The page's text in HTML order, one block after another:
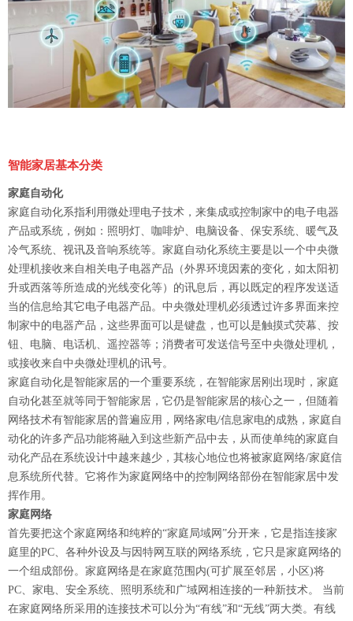
智能家居基本分类
家庭自动化
家庭自动化系指利用微处理电子技术，来集成或控制家中的电子电器
产品或系统，例如：照明灯、咖啡炉、电脑设备、保安系统、暖气及
冷气系统、视讯及音响系统等。家庭自动化系统主要是以一个中央微
处理机接收来自相关电子电器产品（外界环境因素的变化，如太阳初
升或西落等所造成的光线变化等）的讯息后，再以既定的程序发送适
当的信息给其它电子电器产品。中央微处理机必须透过许多界面来控
制家中的电器产品，这些界面可以是键盘，也可以是触摸式荧幕、按
钮、电脑、电话机、遥控器等；消费者可发送信号至中央微处理机，
或接收来自中央微处理机的讯号。
家庭自动化是智能家居的一个重要系统，在智能家居刚出现时，家庭
自动化甚至就等同于智能家居，它仍是智能家居的核心之一，但随着
网络技术有智能家居的普遍应用，网络家电/信息家电的成熟，家庭自
动化的许多产品功能将融入到这些新产品中去，从而使单纯的家庭自
动化产品在系统设计中越来越少，其核心地位也将被家庭网络/家庭信
息系统所代替。它将作为家庭网络中的控制网络部份在智能家居中发
挥作用。
家庭网络
首先要把这个家庭网络和纯粹的“家庭局域网”分开来，它是指连接家
庭里的PC、各种外设及与因特网互联的网络系统，它只是家庭网络的
一个组成部份。家庭网络是在家庭范围内(可扩展至邻居，小区)将
PC、家电、安全系统、照明系统和广域网相连接的一种新技术。 当前
在家庭网络所采用的连接技术可以分为“有线”和“无线”两大类。有线